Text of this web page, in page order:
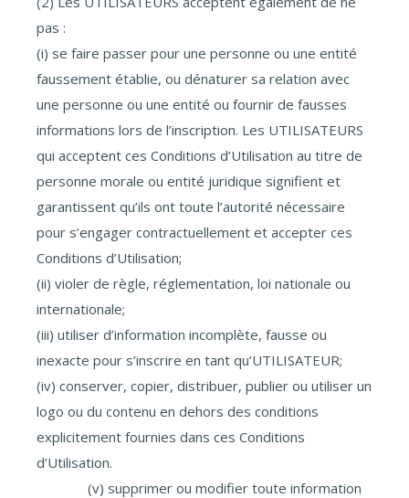
pas :
(i) se faire passer pour une personne ou une entité
faussement établie, ou dénaturer sa relation avec
une personne ou une entité ou fournir de fausses
informations lors de l’inscription. Les UTILISATEURS
qui acceptent ces Conditions d’Utilisation au titre de
personne morale ou entité juridique signifient et
garantissent qu’ils ont toute l’autorité nécessaire
pour s’engager contractuellement et accepter ces
Conditions d’Utilisation;
(ii) violer de règle, réglementation, loi nationale ou
internationale;
(iii) utiliser d’information incomplète, fausse ou
inexacte pour s’inscrire en tant qu’UTILISATEUR;
(iv) conserver, copier, distribuer, publier ou utiliser un
logo ou du contenu en dehors des conditions
explicitement fournies dans ces Conditions
d’Utilisation.
(v) supprimer ou modifier toute information